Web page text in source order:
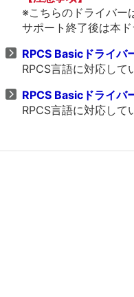
※こちらのドライバー
サポート終了後は本
RPCS Basicドライ
RPCS言語に対応し
RPCS Basicドライ
RPCS言語に対応し